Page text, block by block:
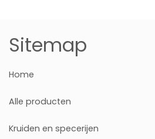
Sitemap
Home
Alle producten
Kruiden en specerijen